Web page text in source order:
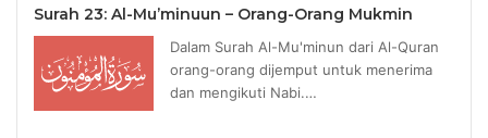
Surah 23: Al-Mu’minuun – Orang-Orang Mukmin
Dalam Surah Al-Mu'minun dari Al-Quran
orang-orang dijemput untuk menerima
dan mengikuti Nabi.…